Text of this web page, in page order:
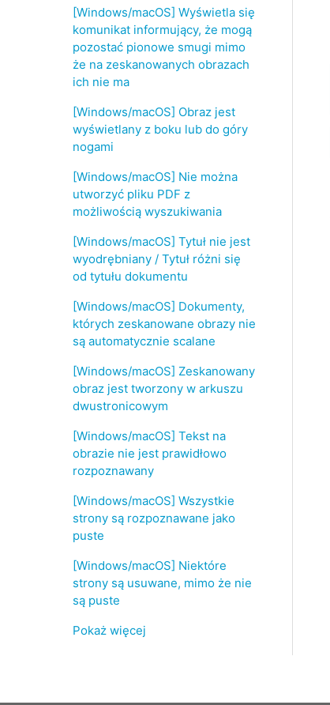
[Windows/macOS] Wyświetla się
komunikat informujący, że mogą
pozostać pionowe smugi mimo
że na zeskanowanych obrazach
ich nie ma
[Windows/macOS] Obraz jest
wyświetlany z boku lub do góry
nogami
[Windows/macOS] Nie można
utworzyć pliku PDF z
możliwością wyszukiwania
[Windows/macOS] Tytuł nie jest
wyodrębniany / Tytuł różni się
od tytułu dokumentu
[Windows/macOS] Dokumenty,
których zeskanowane obrazy nie
są automatycznie scalane
[Windows/macOS] Zeskanowany
obraz jest tworzony w arkuszu
dwustronicowym
[Windows/macOS] Tekst na
obrazie nie jest prawidłowo
rozpoznawany
[Windows/macOS] Wszystkie
strony są rozpoznawane jako
puste
[Windows/macOS] Niektóre
strony są usuwane, mimo że nie
są puste
Pokaż więcej